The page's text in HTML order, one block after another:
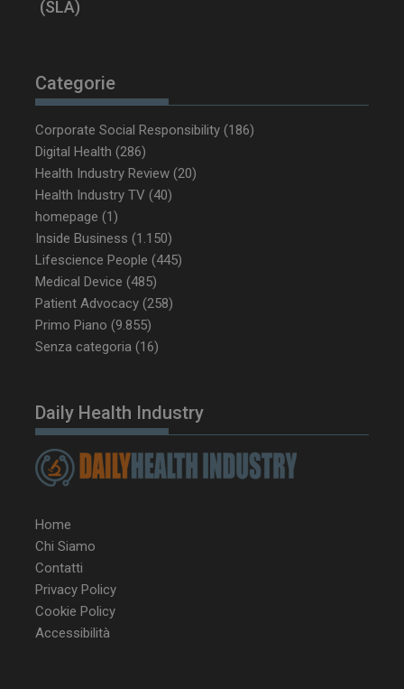
(SLA)
Categorie
Corporate Social Responsibility (186)
Digital Health (286)
Health Industry Review (20)
Health Industry TV (40)
homepage (1)
Inside Business (1.150)
Lifescience People (445)
Medical Device (485)
Patient Advocacy (258)
Primo Piano (9.855)
Senza categoria (16)
Daily Health Industry
Home
Chi Siamo
Contatti
Privacy Policy
Cookie Policy
Accessibilità
NOME
__Secure-ROLLOUT_TOKEN